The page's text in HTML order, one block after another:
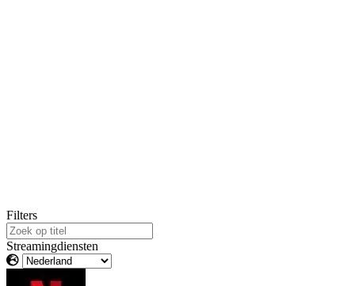
Filters
Streamingdiensten